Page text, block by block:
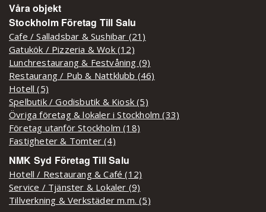
Våra objekt
Stockholm Företag Till Salu
Cafe / Salladsbar & Sushibar (21)
Gatukök / Pizzeria & Wok (12)
Lunchrestaurang & Festvåning (9)
Restaurang / Pub & Nattklubb (46)
Hotell (5)
Spelbutik / Godisbutik & Kiosk (5)
Övriga företag & lokaler i Stockholm (33)
Företag utanför Stockholm (18)
Fastigheter & Tomter (4)
NMK Syd Företag Till Salu
Hotell / Restaurang & Café (12)
Service / Tjänster & Lokaler (9)
Tillverkning & Verkstäder m.m. (5)